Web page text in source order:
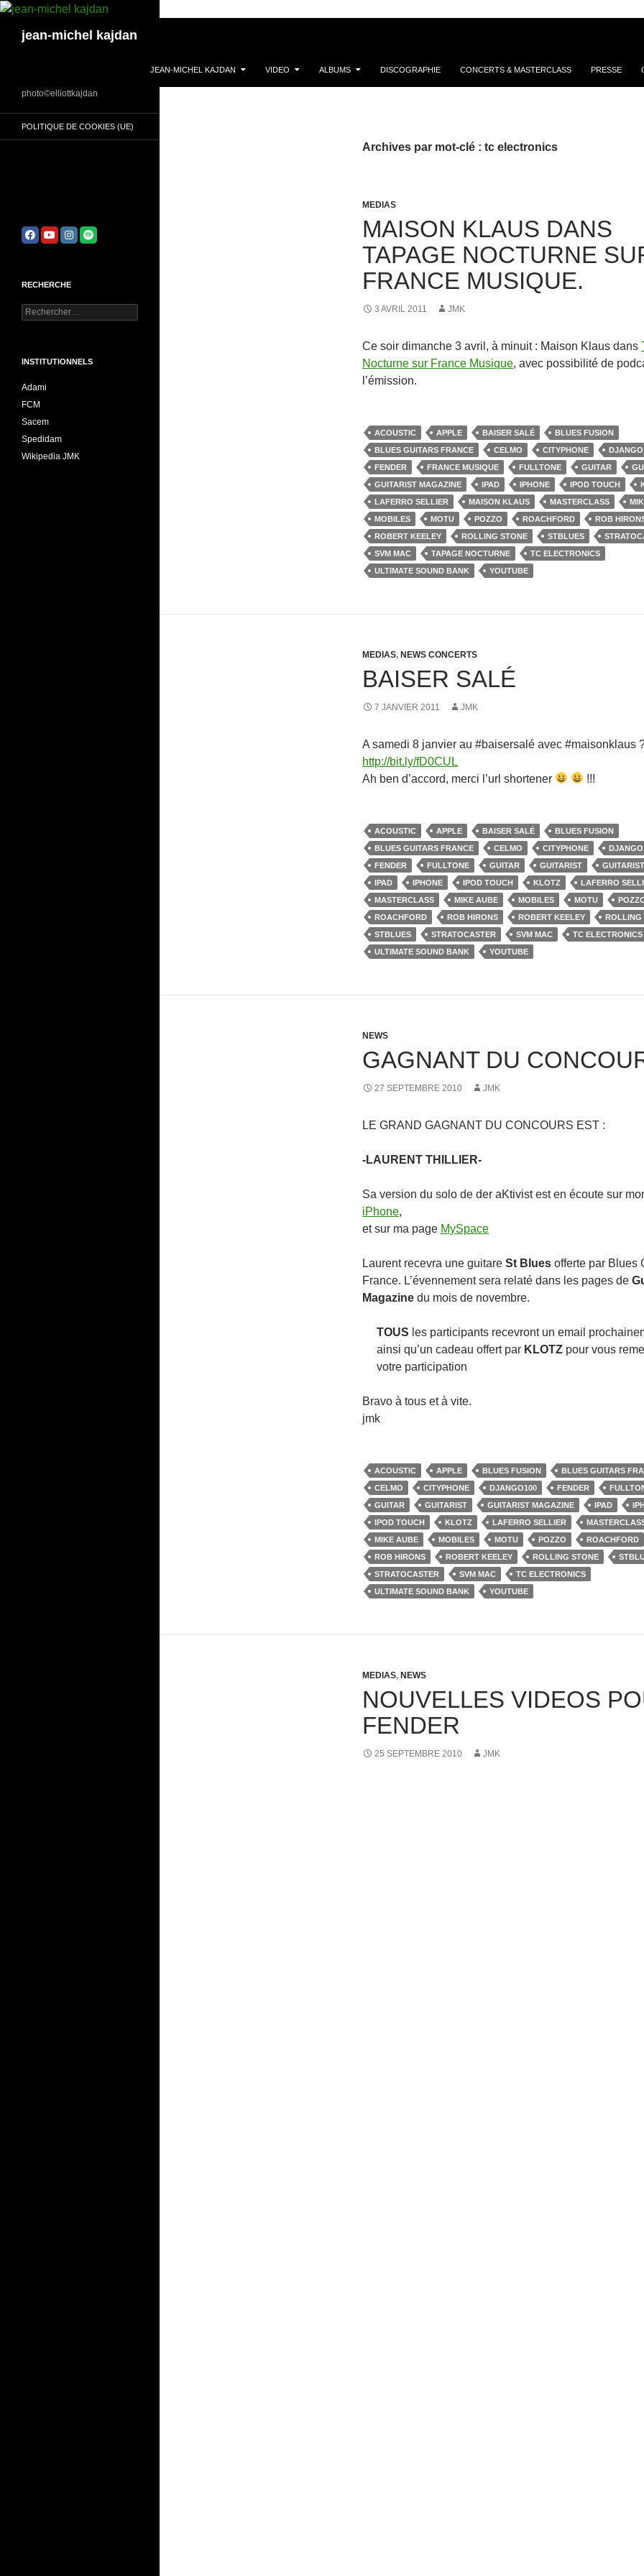
Aller
contenujean-michel kajdan
JEAN-MICHEL KAJDAN VIDEO ALBUMS DISCOGRAPHIE CONCERTS & MASTERCLASS PRESSE
Archives par mot-clé : tc electronics
MEDIAS
MAISON KLAUS DANS
TAPAGE NOCTURNE
FRANCE MUSIQUE.
3 AVRIL 2011 JMK
Ce soir dimanche 3 avril, à minuit : Maison Klaus dans
Nocturne sur France Musique, avec possibilité de
l’émission.
ACOUSTIC APPLE BAISER SALÉ
BLUES FUSION
BLUES GUITARS FRANCE
CELMO CITYPHONE
FENDER
FRANCE MUSIQUE FULLTONE GUITAR
GUITARIST MAGAZINE
IPAD IPHONE IPOD TOUCH
LAFERRO SELLIER
MAISON KLAUS MASTERCLASS
MOBILES
MOTU POZZO ROACHFORD
ROB
ROBERT KEELEY
ROLLING STONE STBLUES
SVM MAC
TAPAGE NOCTURNE
TC ELECTRONICS
ULTIMATE SOUND BANK
YOUTUBE
MEDIAS, NEWS CONCERTS
BAISER SALÉ
7 JANVIER 2011 JMK
A samedi 8 janvier au #baisersalé avec #maisonklaus
http://bit.ly/fD0CUL
Ah ben d’accord, merci l’url shortener
!!!
ACOUSTIC APPLE BAISER SALÉ
BLUES FUSION
BLUES GUITARS FRANCE
CELMO CITYPHONE
FENDER
FULLTONE GUITAR GUITARIST
IPAD
IPHONE IPOD TOUCH KLOTZ
LAFERRO
MASTERCLASS
MIKE AUBE MOBILES MOTU
ROACHFORD
ROB HIRONS ROBERT KEELEY
ROLLING
STBLUES
STRATOCASTER SVM MAC
TC ELECTRONICS
ULTIMATE SOUND BANK
YOUTUBE
NEWS
GAGNANT DU
27 SEPTEMBRE 2010 JMK
LE GRAND GAGNANT DU CONCOURS EST :
-LAURENT THILLIER-
Sa version du solo de der aKtivist est en écoute sur
iPhone,
et sur ma page MySpace
Laurent recevra une guitare St Blues offerte par Blues
France. L’évennement sera relaté dans les pages de
Magazine du mois de novembre.
TOUS les participants recevront un email
ainsi qu’un cadeau offert par KLOTZ pour vous
votre participation
Bravo à tous et à vite.
jmk
ACOUSTIC APPLE BLUES FUSION
BLUES GUITARS
CELMO
CITYPHONE DJANGO100 FENDER
GUITAR
GUITARIST GUITARIST MAGAZINE IPAD
IPOD TOUCH
KLOTZ LAFERRO SELLIER
MIKE AUBE
MOBILES MOTU POZZO
ROACHFORD
ROB HIRONS
ROBERT KEELEY ROLLING STONE
STRATOCASTER
SVM MAC
TC ELECTRONICS
ULTIMATE SOUND BANK
YOUTUBE
MEDIAS, NEWS
NOUVELLES VIDEOS
FENDER
25 SEPTEMBRE 2010 JMK
photo©elliottkajdan
POLITIQUE DE COOKIES (UE)
RECHERCHE
Rechercher :
INSTITUTIONNELS
Adami
FCM
Sacem
Spedidam
Wikipedia JMK